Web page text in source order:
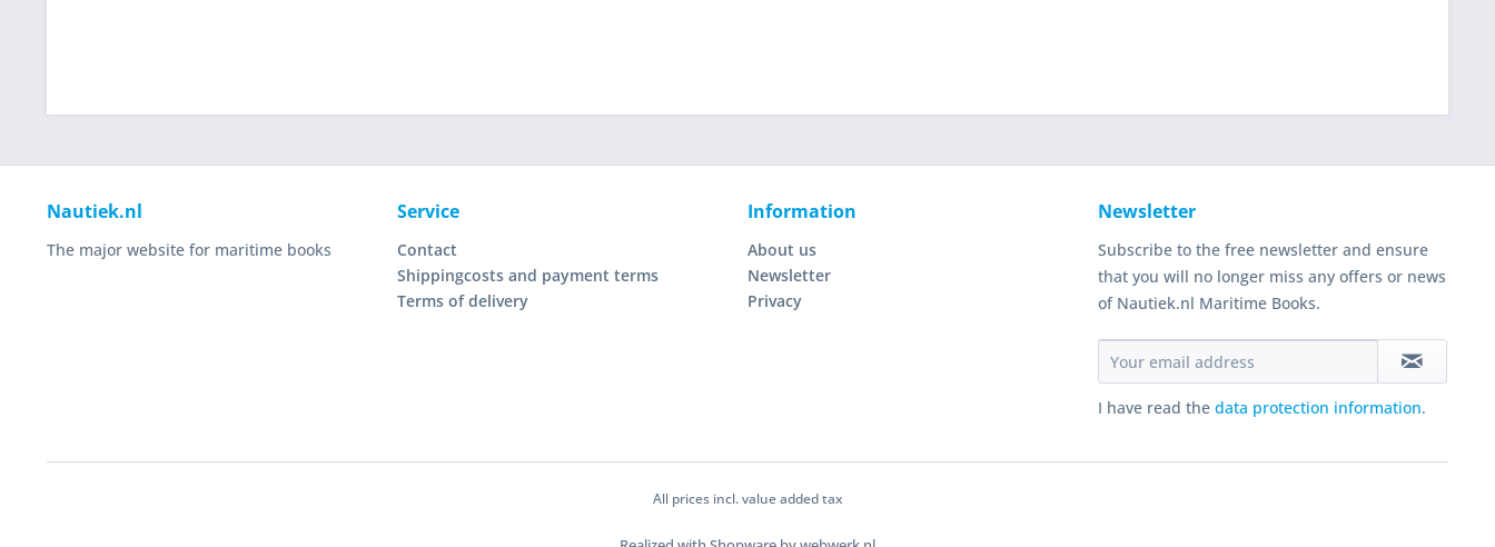
Nautiek.nl
The major website for maritime books
Service
Contact
Shippingcosts and payment terms
Terms of delivery
Information
About us
Newsletter
Privacy
Newsletter
Subscribe to the free newsletter and ensure
that you will no longer miss any offers or news
of Nautiek.nl Maritime Books.
I have read the data protection information.
All prices incl. value added tax